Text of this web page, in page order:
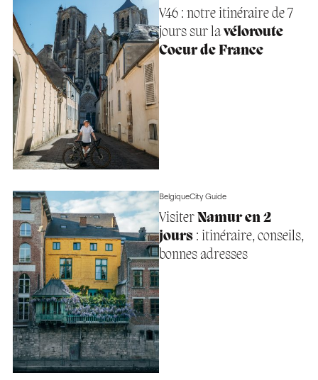
V46 : notre itinéraire de 7
jours sur lavéloroute
Coeur de France
BelgiqueCity Guide
VisiterNamur en 2
jours: itinéraire, conseils,
bonnes adresses